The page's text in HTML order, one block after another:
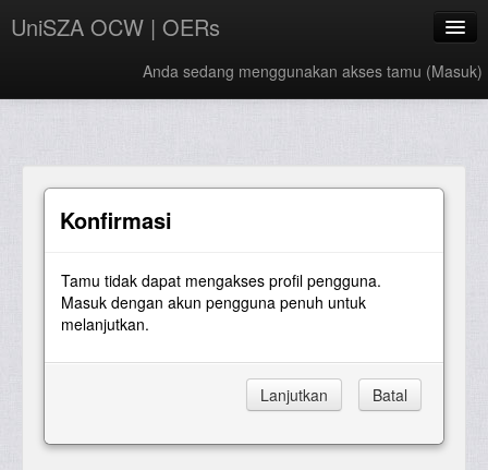
UniSZA OCW | OERs
Anda sedang menggunakan akses tamu (Masuk)
Bahasa Indonesia ‎(id)‎
Konfirmasi
Tamu tidak dapat mengakses profil pengguna.
Masuk dengan akun pengguna penuh untuk
melanjutkan.